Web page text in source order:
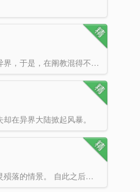
阐教十二金仙之一的黄龙真人在封神之战后，莫名地穿越到了异界，于是，在阐教混得不行的黄龙真人在异界开始…
在异界大陆掀起风暴。
路一平是个上古修士，亲眼见证了诸神大战中，无数强大的神灵殒落的情景。 自此之后，他便躲在深山老林，…